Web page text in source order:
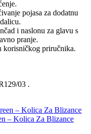
pojasa za dodatnu
i naslonu za glavu s
pranje.
korisničkog priručnika.
03 .
– Kolica Za Blizance